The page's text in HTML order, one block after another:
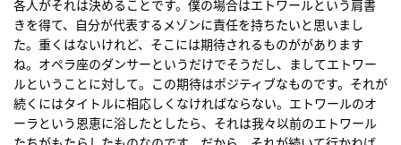
各人がそれは決めることです。僕の場合はエトワールという肩書
きを得て、自分が代表するメゾンに責任を持ちたいと思いまし
た。重くはないけれど、そこには期待されるものががあります
ね。オペラ座のダンサーというだけでそうだし、ましてエトワー
ルということに対して。この期待はポジティブなものです。それが
続くにはタイトルに相応しくなければならない。エトワールのオ
ーラという恩恵に浴したとしたら、それは我々以前のエトワール